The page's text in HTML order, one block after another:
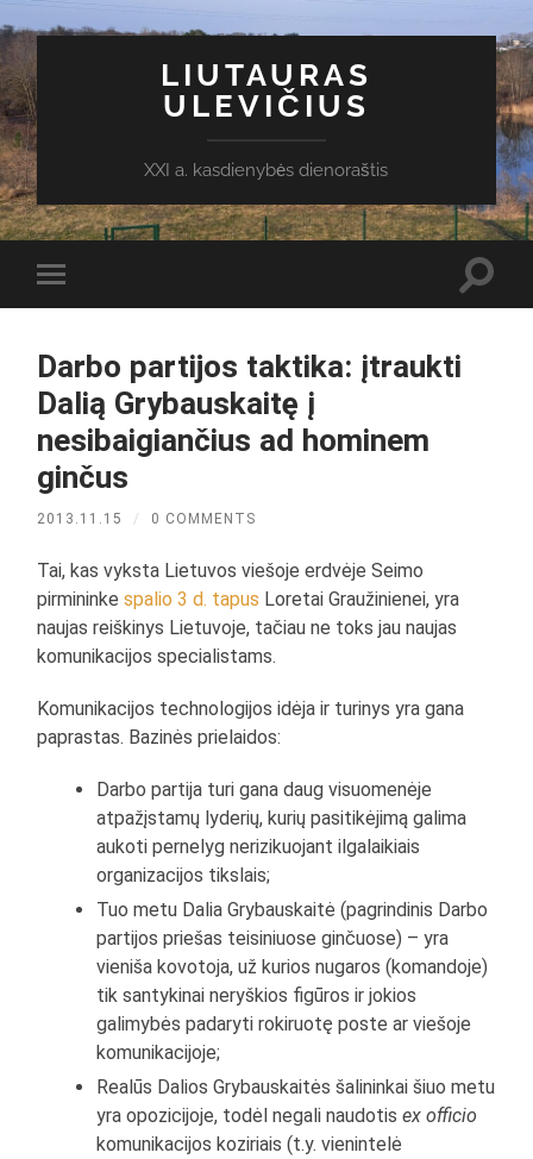
LIUTAURAS
ULEVIČIUS
XXI a. kasdienybės dienoraštis
Toggle
mobile
Darbo partijos taktika: įtraukti
Dalią Grybauskaitę į
nesibaigiančius ad hominem
ginčus
2013.11.15 / 0 COMMENTS
Tai, kas vyksta Lietuvos viešoje erdvėje Seimo
pirmininkespalio 3 d. tapus Loretai Graužinienei, yra
naujas reiškinys Lietuvoje, tačiau ne toks jau naujas
komunikacijos specialistams.
Komunikacijos technologijos idėja ir turinys yra gana
paprastas. Bazinės prielaidos:
Darbo partija turi gana daug visuomenėje
atpažįstamų lyderių, kurių pasitikėjimą galima
aukoti pernelyg nerizikuojant ilgalaikiais
organizacijos tikslais;
Tuo metu Dalia Grybauskaitė (pagrindinis Darbo
partijos priešas teisiniuose ginčuose) – yra
vieniša kovotoja, už kurios nugaros (komandoje)
tik santykinai neryškios figūros ir jokios
galimybės padaryti rokiruotę poste ar viešoje
komunikacijoje;
Realūs Dalios Grybauskaitės šalininkai šiuo metu
yra opozicijoje, todėl negali naudotisex officio
komunikacijos koziriais (t.y. vienintelė